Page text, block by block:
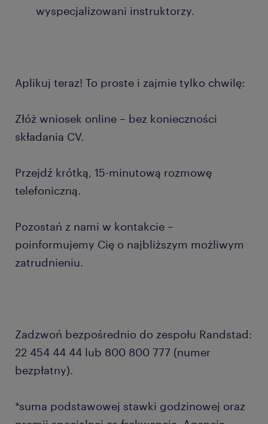
wyspecjalizowani instruktorzy.
Aplikuj teraz! To proste i zajmie tylko chwilę:
Złóż wniosek online – bez konieczności
składania CV.
Przejdź krótką, 15-minutową rozmowę
telefoniczną.
Pozostań z nami w kontakcie –
poinformujemy Cię o najbliższym możliwym
zatrudnieniu.
Zadzwoń bezpośrednio do zespołu Randstad:
22 454 44 44 lub 800 800 777 (numer
bezpłatny).
*suma podstawowej stawki godzinowej oraz